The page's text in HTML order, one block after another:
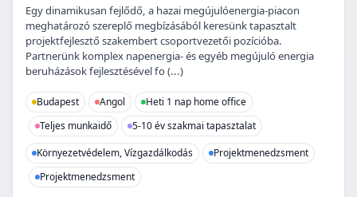
Egy dinamikusan fejlődő, a hazai megújulóenergia-piacon
meghatározó szereplő megbízásából keresünk tapasztalt
projektfejlesztő szakembert csoportvezetői pozícióba.
Partnerünk komplex napenergia- és egyéb megújuló energia
beruházások fejlesztésével fo (...)
Budapest Angol
Heti 1 nap home office
Teljes munkaidő
5-10 év szakmai tapasztalat
Környezetvédelem, Vízgazdálkodás
Projektmenedzsment
Projektmenedzsment